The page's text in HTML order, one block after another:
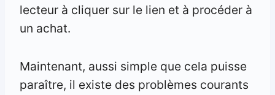
lecteur à cliquer sur le lien et à procéder à
un achat.
Maintenant, aussi simple que cela puisse
paraître, il existe des problèmes courants